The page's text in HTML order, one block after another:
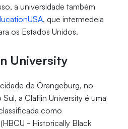
a universidade também
, que intermedeia
os Estados Unidos.
University
de Orangeburg, no
a Claflin University é uma
como
- Historically Black